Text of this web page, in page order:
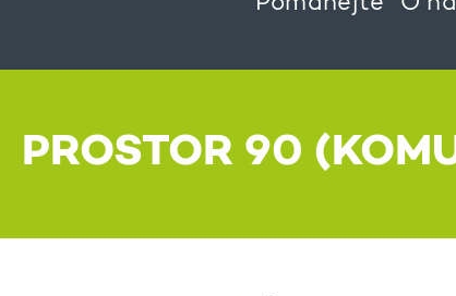
PROSTOR 90